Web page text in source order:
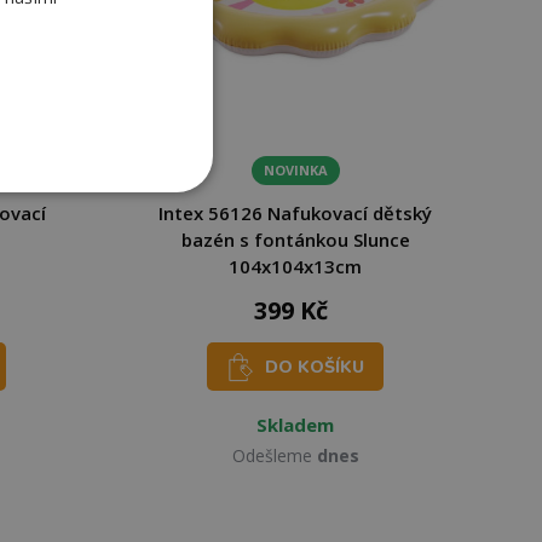
NOVINKA
Intex 56126 Nafukovací dětský
bazén s fontánkou Slunce
104x104x13cm
399 Kč
DO KOŠÍKU
Skladem
Odešleme dnes